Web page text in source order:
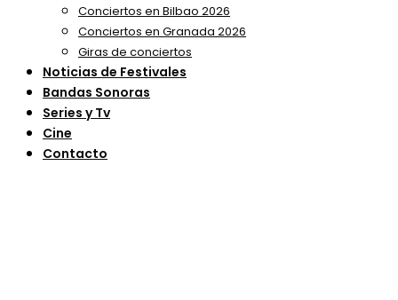
Conciertos en Bilbao 2026
Conciertos en Granada 2026
Giras de conciertos
Noticias de Festivales
Bandas Sonoras
Series y Tv
Cine
Contacto